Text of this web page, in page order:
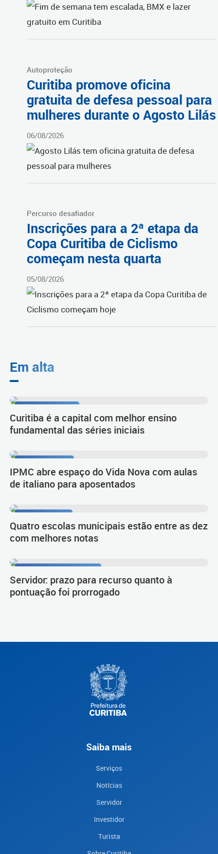
Autoproteção
Curitiba promove oficina
gratuita de defesa pessoal para
mulheres durante o Agosto Lilás
06/08/2026
Percurso desafiador
Inscrições para a 2ª etapa da
Copa Curitiba de Ciclismo
começam nesta quarta
05/08/2026
Em alta
Curitiba é a capital com melhor ensino
fundamental das séries iniciais
IPMC abre espaço do Vida Nova com aulas
de italiano para aposentados
Quatro escolas municipais estão entre as dez
com melhores notas
Servidor: prazo para recurso quanto à
pontuação foi prorrogado
Saiba mais
Serviços
Notícias
Servidor
Investidor
Turista